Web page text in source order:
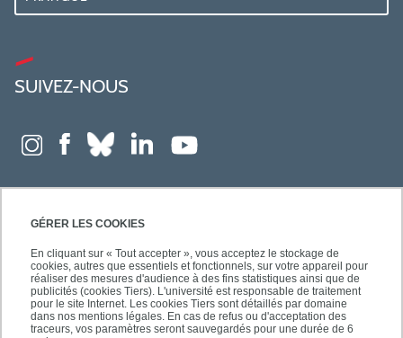
GÉRER LES COOKIES
En cliquant sur « Tout accepter », vous acceptez le stockage de
cookies, autres que essentiels et fonctionnels, sur votre appareil pour
réaliser des mesures d'audience à des fins statistiques ainsi que de
publicités (cookies Tiers). L'université est responsable de traitement
pour le site Internet. Les cookies Tiers sont détaillés par domaine
dans nos mentions légales. En cas de refus ou d'acceptation des
traceurs, vos paramètres seront sauvegardés pour une durée de 6
SUIVEZ-NOUS